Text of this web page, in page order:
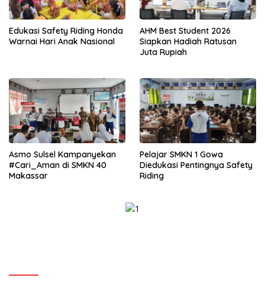
Edukasi Safety Riding Honda
Warnai Hari Anak Nasional
AHM Best Student 2026
Siapkan Hadiah Ratusan
Juta Rupiah
Asmo Sulsel Kampanyekan
#Cari_Aman di SMKN 40
Makassar
Pelajar SMKN 1 Gowa
Diedukasi Pentingnya Safety
Riding